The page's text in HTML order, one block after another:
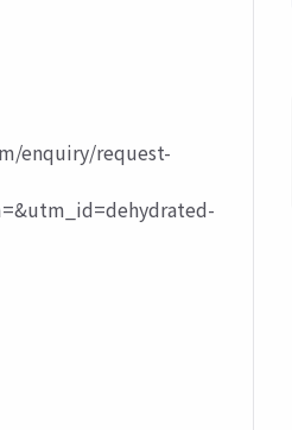
enquiry/request-